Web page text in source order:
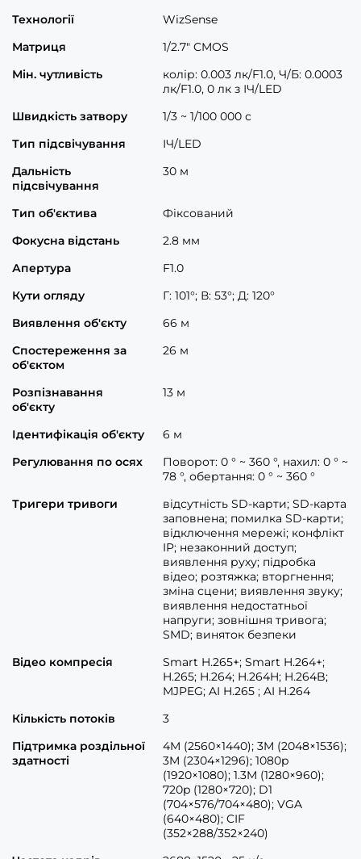
Технології
WizSense
Матриця
1/2.7" CMOS
Мін. чутливість
колір: 0.003 лк/F1.0, Ч/Б: 0.0003
лк/F1.0, 0 лк з ІЧ/LED
Швидкість затвору
1/3 ~ 1/100 000 с
Тип підсвічування
ІЧ/LED
Дальність
підсвічування
30 м
Тип об'єктива
Фіксований
Фокусна відстань
2.8 мм
Апертура
F1.0
Кути огляду
Г: 101°; В: 53°; Д: 120°
Виявлення об'єкту
66 м
Спостереження за
об'єктом
26 м
Розпізнавання
об'єкту
13 м
Ідентифікація об'єкту
6 м
Регулювання по осях
Поворот: 0 ° ~ 360 °, нахил: 0 ° ~
78 °, обертання: 0 ° ~ 360 °
Тригери тривоги
відсутність SD-карти; SD-карта
заповнена; помилка SD-карти;
відключення мережі; конфлікт
IP; незаконний доступ;
виявлення руху; підробка
відео; розтяжка; вторгнення;
зміна сцени; виявлення звуку;
виявлення недостатньої
напруги; зовнішня тривога;
SMD; виняток безпеки
Відео компресія
Smart H.265+; Smart H.264+;
H.265; H.264; H.264H; H.264B;
MJPEG; AI H.265 ; AI H.264
Кількість потоків
3
Підтримка роздільної
здатності
4M (2560×1440); 3M (2048×1536);
3M (2304×1296); 1080p
(1920×1080); 1.3M (1280×960);
720p (1280×720); D1
(704×576/704×480); VGA
(640×480); CIF
(352×288/352×240)